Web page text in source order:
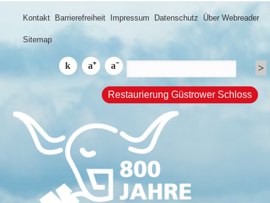
Kontakt Barrierefreiheit Impressum Datenschutz Über Webreader
Sitemap
Restaurierung Güstrower Schloss